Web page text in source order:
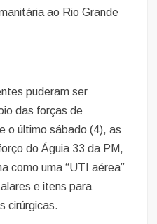
ao Rio Grande
puderam ser
das forças de
o último sábado (4), as
do Águia 33 da PM,
como uma “UTI aérea”
e itens para
cirúrgicas.